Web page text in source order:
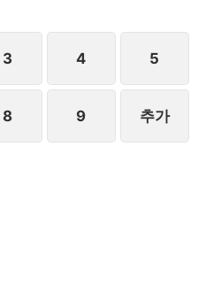
음먹으며 서씨 가문을 떠
떠나자 서씨 가문 형제는
때는 늦어 버렸다. 추선영
PTE.LTD]
3 4 5
8 9 추가